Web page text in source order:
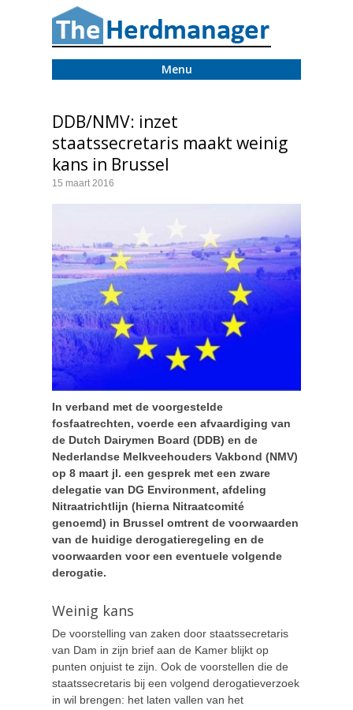
Menu
DDB/NMV: inzet
staatssecretaris maakt weinig
kans in Brussel
15 maart 2016
In verband met de voorgestelde
fosfaatrechten, voerde een afvaardiging van
de Dutch Dairymen Board (DDB) en de
Nederlandse Melkveehouders Vakbond (NMV)
op 8 maart jl. een gesprek met een zware
delegatie van DG Environment, afdeling
Nitraatrichtlijn (hierna Nitraatcomité
genoemd) in Brussel omtrent de voorwaarden
van de huidige derogatieregeling en de
voorwaarden voor een eventuele volgende
derogatie.
Weinig kans
De voorstelling van zaken door staatssecretaris
van Dam in zijn brief aan de Kamer blijkt op
punten onjuist te zijn. Ook de voorstellen die de
staatssecretaris bij een volgend derogatieverzoek
in wil brengen: het laten vallen van het